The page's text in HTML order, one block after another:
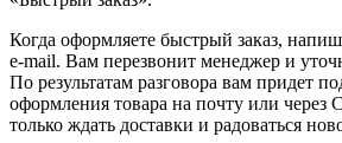
Когда оформляете быстрый заказ,
e-mail. Вам перезвонит менеджер и
По результатам разговора вам придет
оформления товара на почту или через
только ждать доставки и радоваться